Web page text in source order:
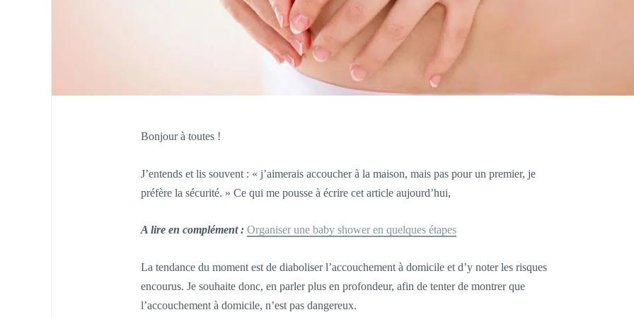
Bonjour à toutes !
J’entends et lis souvent : « j’aimerais accoucher à la maison, mais pas pour un premier, je
préfère la sécurité. » Ce qui me pousse à écrire cet article aujourd’hui,
A lire en complément : Organiser une baby shower en quelques étapes
La tendance du moment est de diaboliser l’accouchement à domicile et d’y noter les risques
encourus. Je souhaite donc, en parler plus en profondeur, afin de tenter de montrer que
l’accouchement à domicile, n’est pas dangereux.